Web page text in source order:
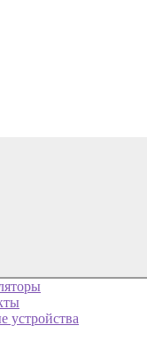
устройства